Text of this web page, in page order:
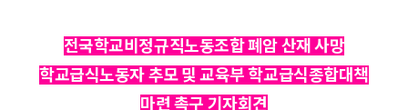
전국학교비정규직노동조합 폐암 산재 사망
학교급식노동자 추모 및 교육부 학교급식종합대책
마련 촉구 기자회견